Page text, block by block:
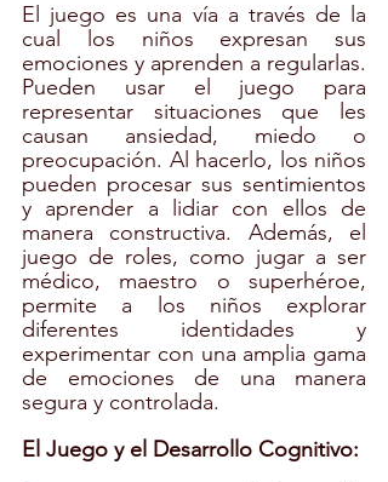
El juego es una vía a través de la
cual los niños expresan sus
emociones y aprenden a regularlas.
Pueden usar el juego para
representar situaciones que les
causan ansiedad, miedo o
preocupación. Al hacerlo, los niños
pueden procesar sus sentimientos
y aprender a lidiar con ellos de
manera constructiva. Además, el
juego de roles, como jugar a ser
médico, maestro o superhéroe,
permite a los niños explorar
diferentes identidades y
experimentar con una amplia gama
de emociones de una manera
segura y controlada.
El Juego y el Desarrollo Cognitivo: